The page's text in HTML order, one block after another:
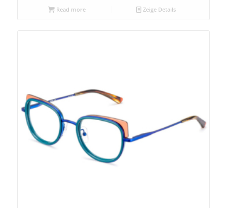
Read more Zeige Details